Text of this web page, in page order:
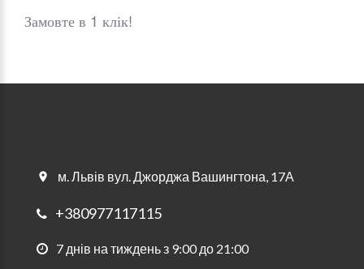
Замовте в 1 клік!
м. Львів вул. Джорджа Вашингтона, 17А
+380977117115
7 днів на тиждень з 9:00 до 21:00